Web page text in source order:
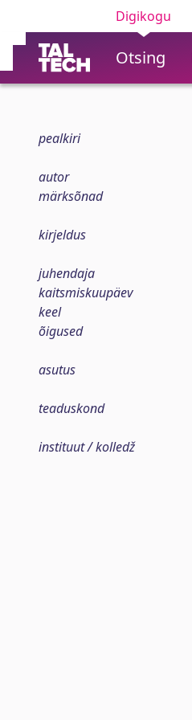
Digikogu
Otsing
pealkiri
autor
märksõnad
kirjeldus
juhendaja
kaitsmiskuupäev
keel
õigused
asutus
teaduskond
instituut / kolledž